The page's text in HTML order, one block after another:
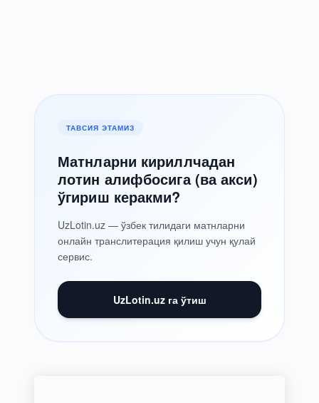
ТАВСИЯ ЭТАМИЗ
Матнларни кириллчадан
лотин алифбосига (ва акси)
ўгириш керакми?
UzLotin.uz — ўзбек тилидаги матнларни
онлайн транслитерация қилиш учун қулай
сервис.
UzLotin.uz га ўтиш